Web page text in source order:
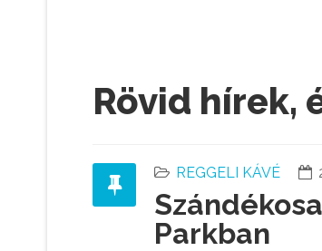
Rövid hírek,
REGGELI KÁVÉ
Parkban